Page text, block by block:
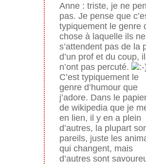
Anne : triste, je ne
pas. Je pense que
typiquement le genre
chose à laquelle ils ne
s’attendent pas de la
d’un prof et du coup,
n’ont pas percuté.
C’est typiquement le
genre d’humour que
j’adore. Dans le
de wikipedia que je
en lien, il y en a plein
d’autres, la plupart
pareils, juste les
qui changent, mais
d’autres sont